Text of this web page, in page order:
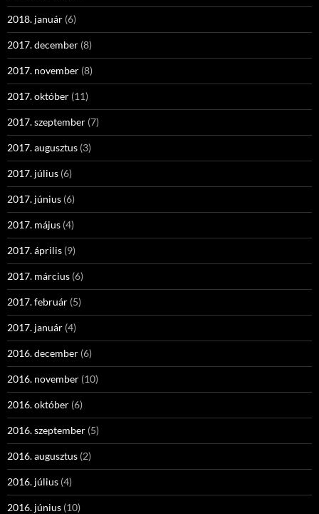
2018. január (6)
2017. december (8)
2017. november (8)
2017. október (11)
2017. szeptember (7)
2017. augusztus (3)
2017. július (6)
2017. június (6)
2017. május (4)
2017. április (9)
2017. március (6)
2017. február (5)
2017. január (4)
2016. december (6)
2016. november (10)
2016. október (6)
2016. szeptember (5)
2016. augusztus (2)
2016. július (4)
2016. június (10)